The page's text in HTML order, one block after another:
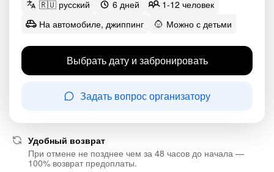
🇷🇺 русский 6 дней
1-12 человек
На автомобиле, джиппинг
Можно с детьми
Выбрать дату и забронировать
Задать вопрос организатору
Удобный возврат
При отмене не позднее чем за 48 часов до начала —
100% возврат предоплаты.